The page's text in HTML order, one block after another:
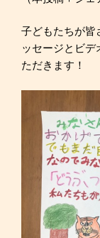
子どもたちが皆
ッセージとビデ
ただきます！